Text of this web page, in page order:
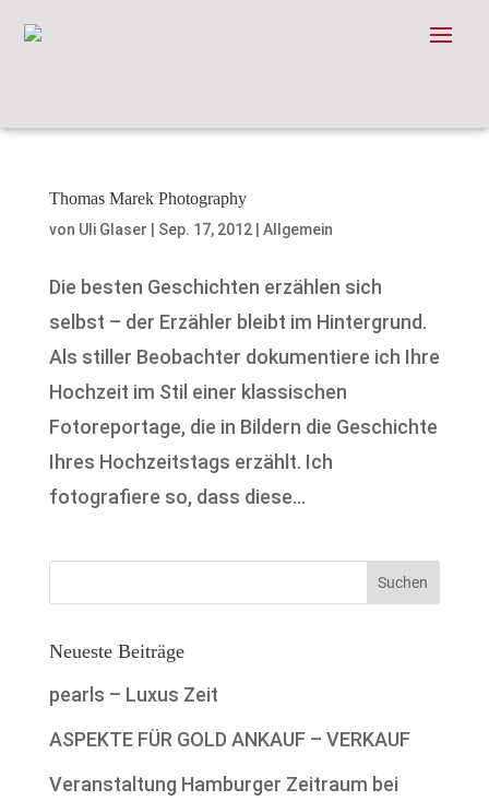
Thomas Marek Photography
von Uli Glaser Sep. 17, 2012| Allgemein
Die besten Geschichten erzählen sich
selbst – der Erzähler bleibt im Hintergrund.
Als stiller Beobachter dokumentiere ich Ihre
Hochzeit im Stil einer klassischen
Fotoreportage, die in Bildern die Geschichte
Ihres Hochzeitstags erzählt. Ich
fotografiere so, dass diese...
Neueste Beiträge
pearls – Luxus Zeit
ASPEKTE FÜR GOLD ANKAUF – VERKAUF
Veranstaltung Hamburger Zeitraum bei